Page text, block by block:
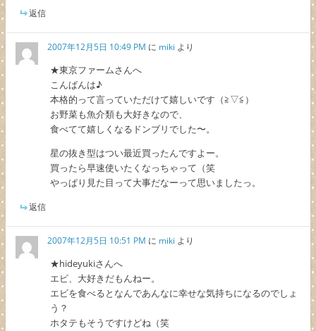
返信
2007年12月5日 10:49 PM に miki より
★東京ファームさんへ
こんばんは♪
本格的って言っていただけて嬉しいです（≧▽≦）
お野菜も魚介類も大好きなので、
食べてて嬉しくなるドンブリでした〜。
星の抜き型はつい最近買ったんですよー。
買ったら早速使いたくなっちゃって（笑
やっぱり見た目って大事だなーって思いましたっ。
返信
2007年12月5日 10:51 PM に miki より
★hideyukiさんへ
エビ、大好きだもんねー。
エビを食べるとなんであんなに幸せな気持ちになるのでしょ
う？
ホタテもそうですけどね（笑